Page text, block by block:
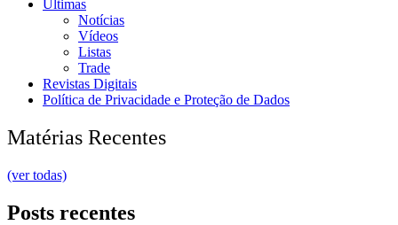
Últimas
Notícias
Vídeos
Listas
Trade
Revistas Digitais
Política de Privacidade e Proteção de Dados
Matérias Recentes
(ver todas)
Posts recentes